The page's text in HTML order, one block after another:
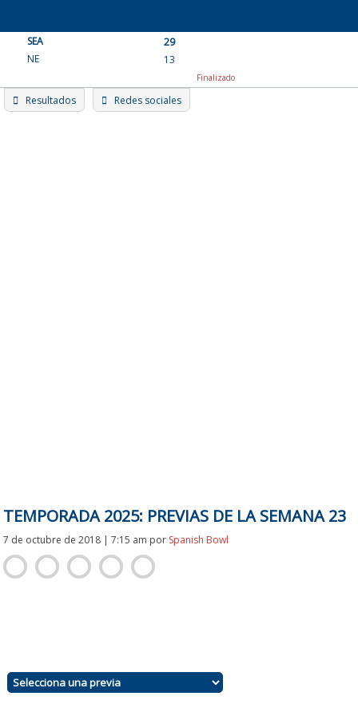
content
SEA
29
NE
13
Finalizado
Resultados Redes sociales
TEMPORADA 2025: PREVIAS DE LA SEMANA 23
7 de octubre de 2018 | 7:15 am por Spanish Bowl